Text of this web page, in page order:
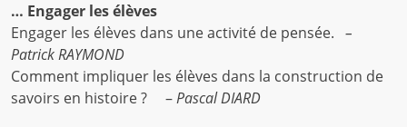
… Engager les élèves
Engager les élèves dans une activité de pensée. –
Patrick RAYMOND
Comment impliquer les élèves dans la construction de
savoirs en histoire ? –Pascal DIARD